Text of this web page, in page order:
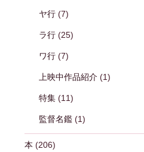
ヤ行(7)
ラ行(25)
ワ行(7)
上映中作品紹介(1)
特集(11)
監督名鑑(1)
本 (206)